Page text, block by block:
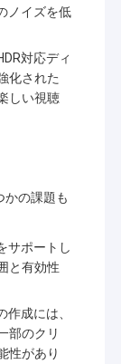
ノイズを低
対応ディ
化された
しい視聴
かの課題も
サポートし
と有効性
作成には、
部のクリ
性があり